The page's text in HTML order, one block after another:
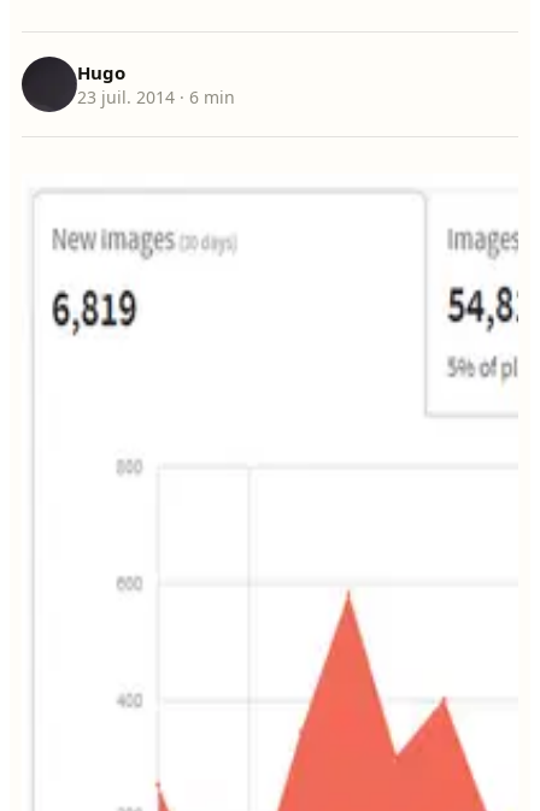
Hugo
23 juil. 2014 · 6 min